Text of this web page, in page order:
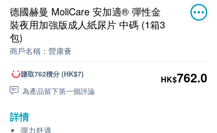
德國赫曼 MoliCare 安加適® 彈性金
裝夜用加強版成人紙尿片 中碼 (1箱3
包)
商戶名稱： 營康薈
賺取762積分 (HK$7)
為產品留下第一個評論
HK$762.0
詳情
彈力舒適